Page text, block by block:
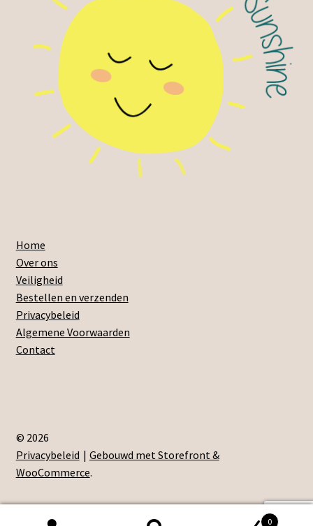
Home
Over ons
Veiligheid
Bestellen en verzenden
Privacybeleid
Algemene Voorwaarden
Contact
© 2026
Privacybeleid
Gebouwd met Storefront &
WooCommerce.
0